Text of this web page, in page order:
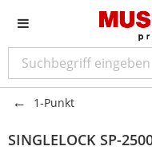
1-Punkt
SINGLELOCK SP-